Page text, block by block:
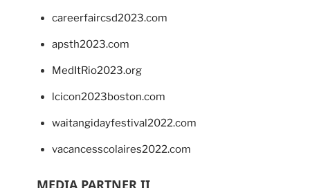
careerfaircsd2023.com
apsth2023.com
MedItRio2023.org
lcicon2023boston.com
waitangidayfestival2022.com
vacancesscolaires2022.com
MEDIA PARTNER II